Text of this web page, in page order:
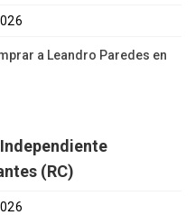
a Leandro Paredes en
(RC)